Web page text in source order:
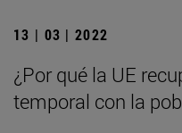
13 | 03 | 2022
¿Por qué la UE
temporal con la